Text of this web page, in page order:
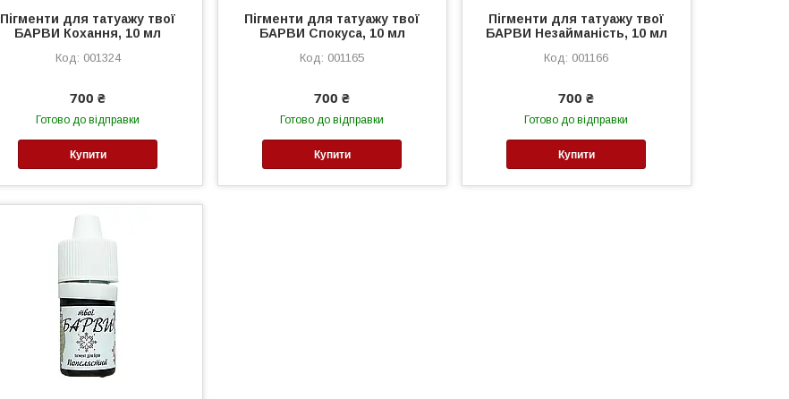
Пігменти для татуажу твої
БАРВИ Кохання, 10 мл
001324
700 ₴
Готово до відправки
Купити
Пігменти для татуажу твої
БАРВИ Спокуса, 10 мл
001165
700 ₴
Готово до відправки
Купити
Пігменти для татуажу твої
БАРВИ Незайманiсть, 10 мл
001166
700 ₴
Готово до відправки
Купити